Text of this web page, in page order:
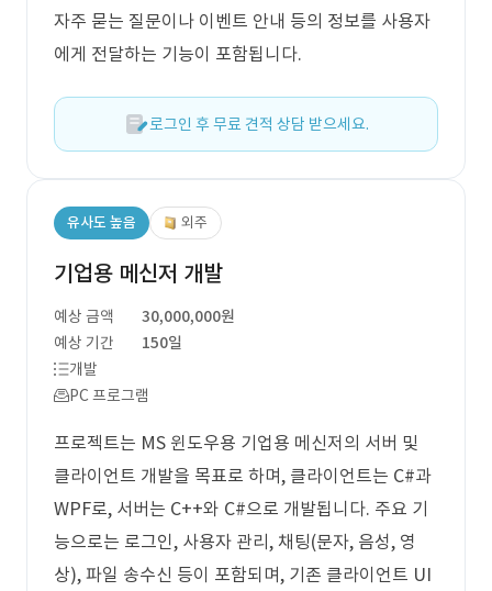
자주 묻는 질문이나 이벤트 안내 등의 정보를 사용자
에게 전달하는 기능이 포함됩니다.
로그인 후 무료 견적 상담 받으세요.
유사도 높음 외주
기업용 메신저 개발
예상 금액
30,000,000원
예상 기간
150일
개발
PC 프로그램
프로젝트는 MS 윈도우용 기업용 메신저의 서버 및
클라이언트 개발을 목표로 하며, 클라이언트는 C#과
WPF로, 서버는 C++와 C#으로 개발됩니다. 주요 기
능으로는 로그인, 사용자 관리, 채팅(문자, 음성, 영
상), 파일 송수신 등이 포함되며, 기존 클라이언트 UI